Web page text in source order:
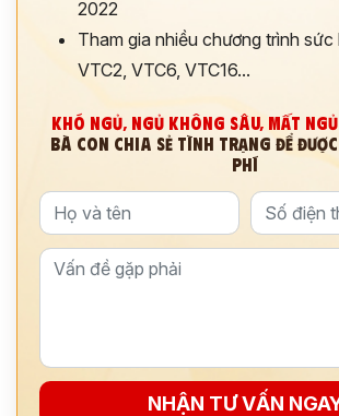
2022
Tham gia nhiều chương trình
VTC2, VTC6, VTC16...
KHÓ NGỦ, NGỦ KHÔNG SÂU, MẤT
BÀ CON CHIA SẺ TÌNH TRẠNG ĐỂ
PHÍ
NHẬN TƯ VẤN